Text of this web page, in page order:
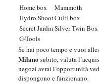
Home box
Mammoth
Hydro ShootCulti box
Secret JardinSilver Twin Box
G-Tools
Se hai poco tempo e vuoi
Milano subito, valuta
negozi avrai l’opportunità
dispongono e funzionano.